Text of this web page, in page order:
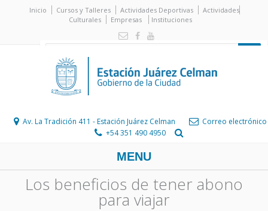
Inicio Cursos y Talleres Actividades Deportivas
Actividades
Culturales
Empresas Instituciones
Av. La Tradición 411 - Estación Juárez Celman
Correo electrónico
+54 351 490 4950
MENU
Los beneficios de tener abono
para viajar